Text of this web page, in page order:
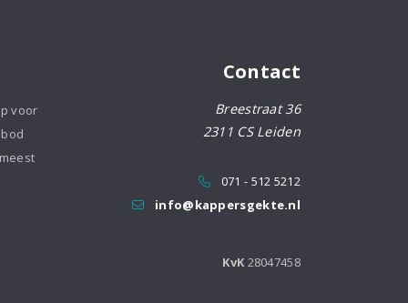
voor
Contact
Breestraat 36
2311 CS Leiden
071 - 512 5212
info@kappersgekte.nl
KvK 28047458